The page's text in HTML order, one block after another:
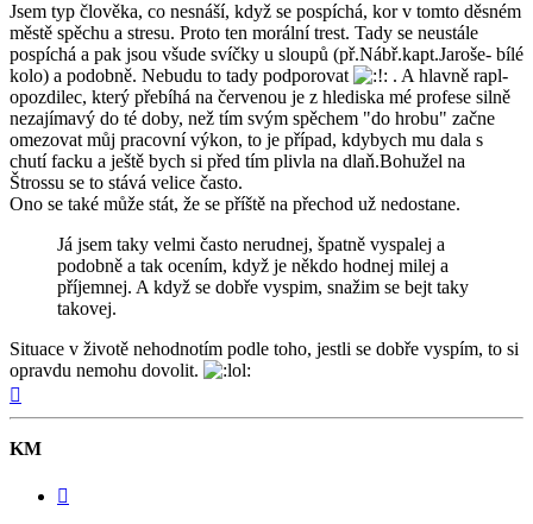
Jsem typ člověka, co nesnáší, když se pospíchá, kor v tomto děsném
městě spěchu a stresu. Proto ten morální trest. Tady se neustále
pospíchá a pak jsou všude svíčky u sloupů (př.Nábř.kapt.Jaroše- bílé
kolo) a podobně. Nebudu to tady podporovat
. A hlavně rapl-
opozdilec, který přebíhá na červenou je z hlediska mé profese silně
nezajímavý do té doby, než tím svým spěchem "do hrobu" začne
omezovat můj pracovní výkon, to je případ, kdybych mu dala s
chutí facku a ještě bych si před tím plivla na dlaň.Bohužel na
Štrossu se to stává velice často.
Ono se také může stát, že se příště na přechod už nedostane.
Já jsem taky velmi často nerudnej, špatně vyspalej a
podobně a tak ocením, když je někdo hodnej milej a
příjemnej. A když se dobře vyspim, snažim se bejt taky
takovej.
Situace v životě nehodnotím podle toho, jestli se dobře vyspím, to si
opravdu nemohu dovolit.
KM